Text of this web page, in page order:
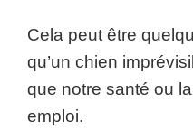
Cela peut être
qu’un chien
que notre santé ou
emploi.